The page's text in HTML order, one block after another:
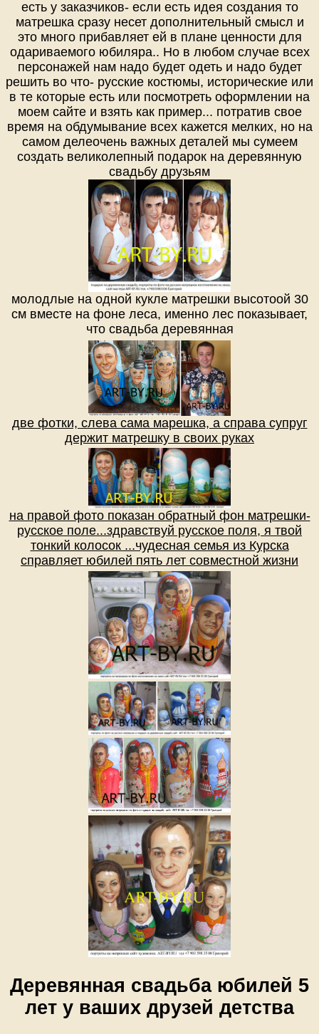
есть у заказчиков- если есть идея создания то
матрешка сразу несет дополнительный смысл и
это много прибавляет ей в плане ценности для
одариваемого юбиляра.. Но в любом случае всех
персонажей нам надо будет одеть и надо будет
решить во что- русские костюмы, исторические или
в те которые есть или посмотреть оформлении на
моем сайте и взять как пример... потратив свое
время на обдумывание всех кажется мелких, но на
самом делеочень важных деталей мы сумеем
создать великолепный подарок на деревянную
свадьбу друзьям
молодлые на одной кукле матрешки высотоой 30
см вместе на фоне леса, именно лес показывает,
что свадьба деревянная
две фотки, слева сама марешка, а справа супруг
держит матрешку в своих руках
на правой фото показан обратный фон матрешки-
русское поле...здравствуй русское поля, я твой
тонкий колосок ...чудесная семья из Курска
справляет юбилей пять лет совместной жизни
Деревянная свадьба юбилей 5
лет у ваших друзей детства